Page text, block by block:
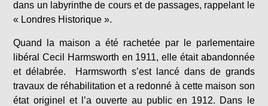
dans un labyrinthe de cours et de passages, rappelant le
« Londres Historique ».
Quand la maison a été rachetée par le parlementaire
libéral Cecil Harmsworth en 1911, elle était abandonnée
et délabrée. Harmsworth s’est lancé dans de grands
travaux de réhabilitation et a redonné à cette maison son
état originel et l’a ouverte au public en 1912. Dans le